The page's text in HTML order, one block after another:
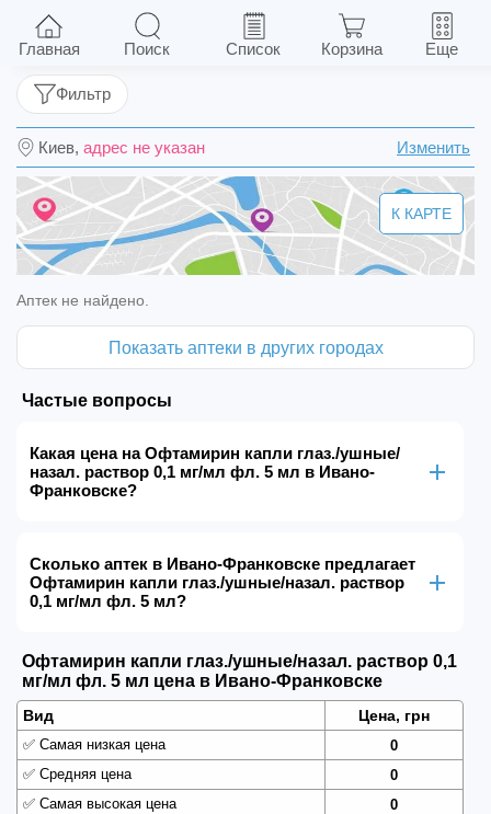
Офтамирин капли глаз./ушные/назал. раствор
0,1 мг/мл фл. 5 мл
Киев, адрес не указан Изменить
Фильтр
К КАРТЕ
Аптек не найдено.
Показать аптеки в других городах
Частые вопросы
Какая цена на Офтамирин капли глаз./ушные/
назал. раствор 0,1 мг/мл фл. 5 мл в Ивано-
Франковске?
Сколько аптек в Ивано-Франковске предлагает
Офтамирин капли глаз./ушные/назал. раствор
0,1 мг/мл фл. 5 мл?
Офтамирин капли глаз./ушные/назал. раствор 0,1
мг/мл фл. 5 мл цена в Ивано-Франковске
Вид Цена, грн
✅ Самая низкая цена
0
✅ Средняя цена
0
✅ Самая высокая цена
0
Главная Поиск Список Корзина Еще